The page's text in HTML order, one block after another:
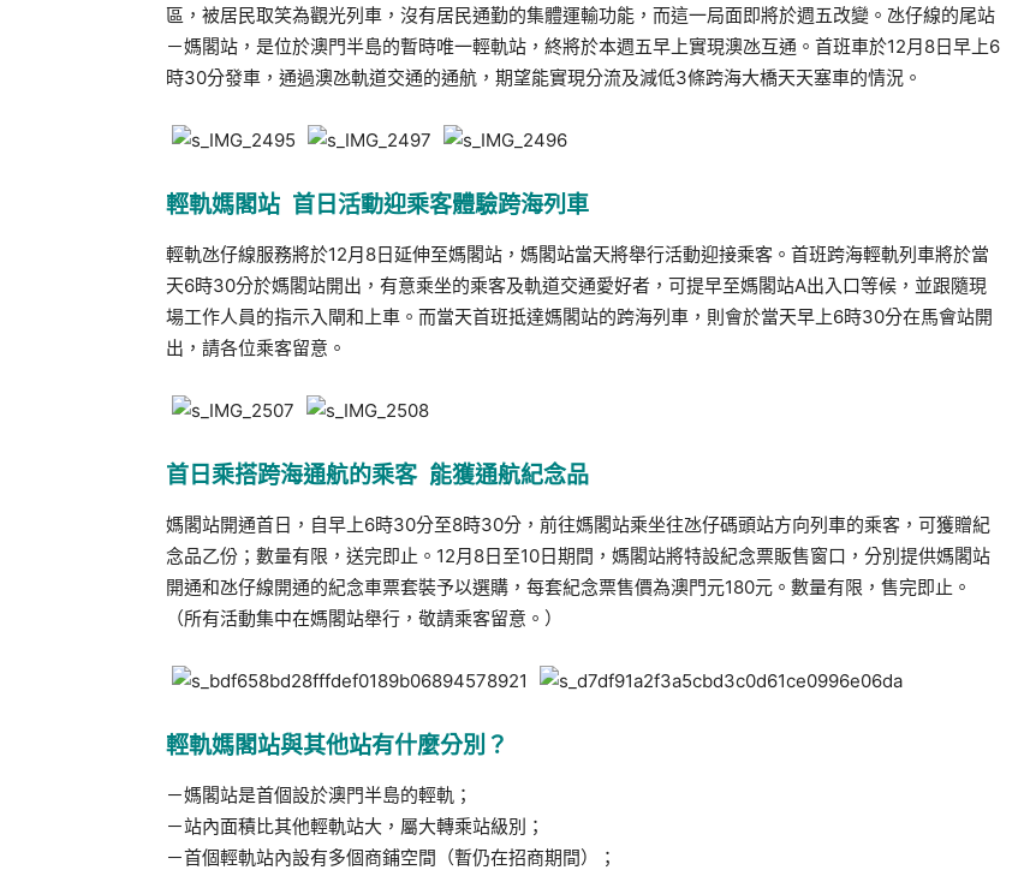
區，被居民取笑為觀光列車，沒有居民通勤的集體運輸功能，而這一局面即將於週五改變。氹仔線的尾站
－媽閣站，是位於澳門半島的暫時唯一輕軌站，終將於本週五早上實現澳氹互通。首班車於12月8日早上6
時30分發車，通過澳氹軌道交通的通航，期望能實現分流及減低3條跨海大橋天天塞車的情況。
輕軌媽閣站 首日活動迎乘客體驗跨海列車
輕軌氹仔線服務將於12月 8日延伸至媽閣站，媽閣站當天將舉行活動迎接乘客。首班跨海輕軌列車將於當
天6時30分於媽閣站開出，有意乘坐的乘客及軌道交通愛好者，可提早至媽閣站A出入口等候，並跟隨現
場工作人員的指示入閘和上車。而當天首班抵達媽閣站的跨海列車，則會於當天早上6時30分在馬會站開
出，請各位乘客留意。
首日乘搭跨海通航的乘客 能獲通航紀念品
媽閣站開通首日，自早上6時30分至8時30分，前往媽閣站乘坐往氹仔碼頭站方向列車的乘客，可獲贈紀
念品乙份；數量有限，送完即止。 12月 8日至10日期間，媽閣站將特設紀念票販售窗口，分別提供媽閣站
開通和氹仔線開通的紀念車票套裝予以選購，每套紀念票售價為澳門元180元。數量有限，售完即止。
（所有活動集中在媽閣站舉行，敬請乘客留意。）
輕軌媽閣站與其他站有什麼分別？
－媽閣站是首個設於澳門半島的輕軌；
－站內面積比其他輕軌站大，屬大轉乘站級別；
－首個輕軌站內設有多個商鋪空間（暫仍在招商期間）；